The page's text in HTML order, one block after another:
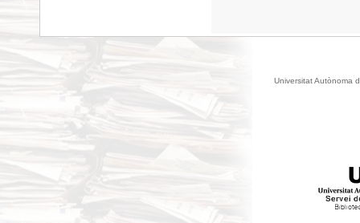
Universitat Autònoma